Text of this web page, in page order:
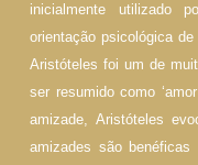
inicialmente utilizado
orientação psicológica
Aristóteles foi um de
ser resumido como
amizade, Aristóteles
amizades são